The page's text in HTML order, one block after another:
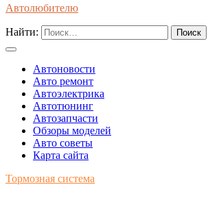
Автолюбителю
Найти:
Автоновости
Авто ремонт
Автоэлектрика
Автотюнинг
Автозапчасти
Обзоры моделей
Авто советы
Карта сайта
Тормозная система